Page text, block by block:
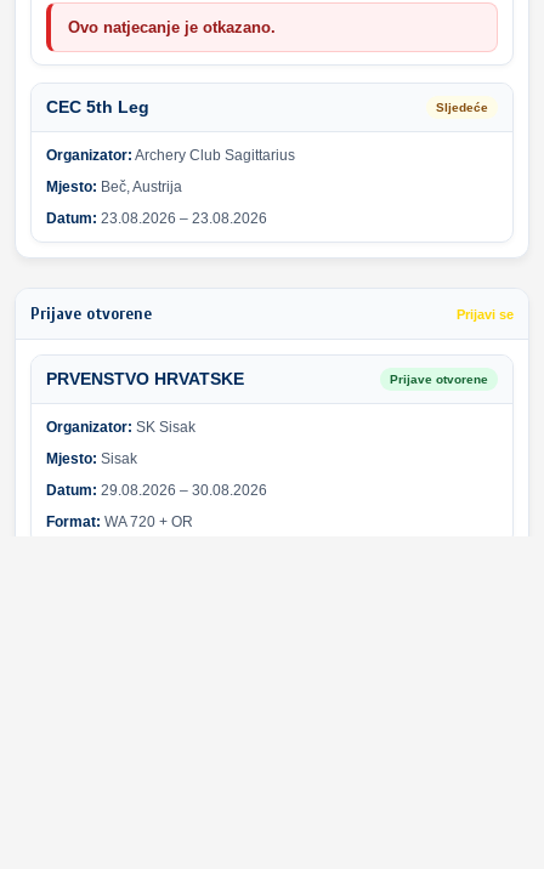
Ovo natjecanje je otkazano.
CEC 5th Leg Sljedeće
Organizator: Archery Club Sagittarius
Mjesto: Beč, Austrija
Datum: 23.08.2026 – 23.08.2026
Prijave otvorene Prijavi se
PRVENSTVO HRVATSKE Prijave otvorene
Organizator: SK Sisak
Mjesto: Sisak
Datum: 29.08.2026 – 30.08.2026
Format: WA 720 + OR